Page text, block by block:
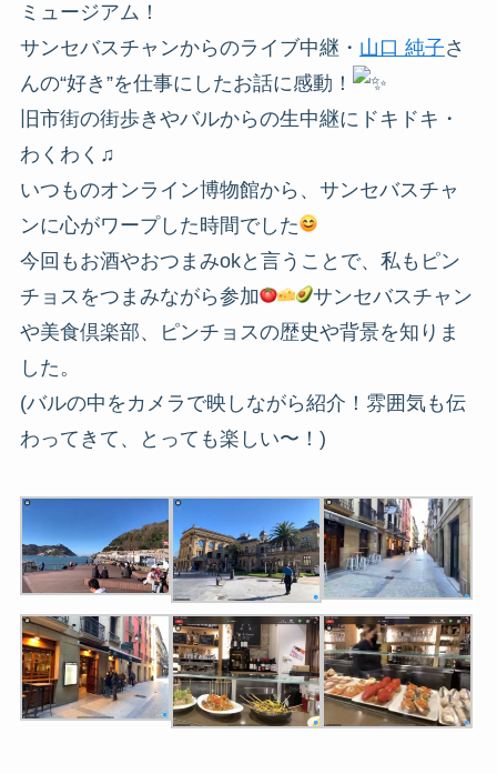
ミュージアム！
サンセバスチャンからのライブ中継・ 山口 純子さ
んの“好き”を仕事にしたお話に感動！
旧市街の街歩きやバルからの生中継にドキドキ・
わくわく♫
いつものオンライン博物館から、サンセバスチャ
ンに心がワープした時間でした
今回もお酒やおつまみokと言うことで、私もピン
チョスをつまみながら参加
サンセバスチャン
や美食倶楽部、ピンチョスの歴史や背景を知りま
した。
(バルの中をカメラで映しながら紹介！雰囲気も伝
わってきて、とっても楽しい〜！)